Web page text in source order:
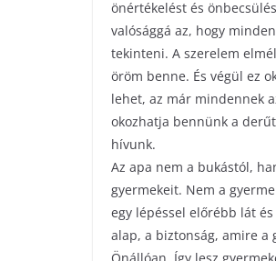
önértékelést és
valósággá az, hogy
tekinteni. A szerelem
öröm benne. És végül ez
lehet, az már mindennek
okozhatja bennünk a
hívunk.
Az apa nem a bukástól,
gyermekeit. Nem a
egy lépéssel előrébb lát
alap, a biztonság, amire a